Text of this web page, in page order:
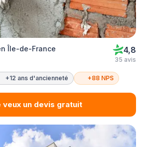
Île-de-France 4,8
35 avis
+12 ans d'ancienneté +88 NPS
veux un devis gratuit